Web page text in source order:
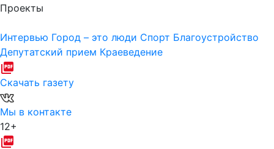
Проекты
Интервью Город – это люди Спорт Благоустройство
Депутатский прием Краеведение
Скачать газету
Мы в контакте
12+